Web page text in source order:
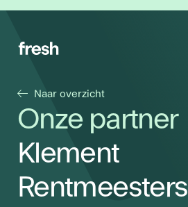
Naar overzicht
Onze partner
Klement
Rentmeesters